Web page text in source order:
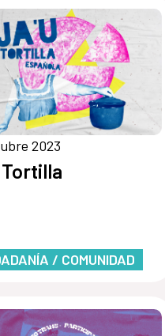
2023
/ COMUNIDAD